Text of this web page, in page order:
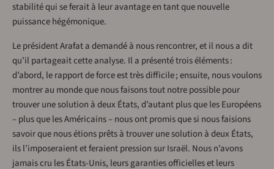
stabilité qui se ferait à leur avantage en tant que nouvelle
puissance hégémonique.
Le président Arafat a demandé à nous rencontrer, et il nous a dit
qu’il partageait cette analyse. Il a présenté trois éléments :
d’abord, le rapport de force est très difficile ; ensuite, nous voulons
montrer au monde que nous faisons tout notre possible pour
trouver une solution à deux États, d’autant plus que les Européens
– plus que les Américains – nous ont promis que si nous faisions
savoir que nous étions prêts à trouver une solution à deux États,
ils l’imposeraient et feraient pression sur Israël. Nous n’avons
jamais cru les États-Unis, leurs garanties officielles et leurs